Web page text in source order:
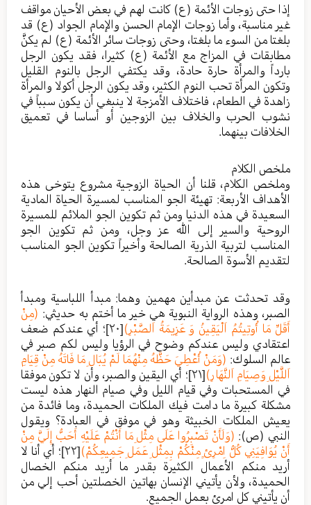
إذا حتى زوجات الأئمة (ع) كانت لهم في بعض الأحيان مواقف
غير مناسبة، وأما زوجات الإمام الحسن والإمام الجواد (ع) قد
بلغتا من السوء ما بلغتا، وحتى زوجات سائر الأئمة (ع) لم يكنَّ
مطابقات في المزاج مع الأئمة (ع) كثيرا، فقد يكون الرجل
بارداً والمرأة حارة حادة، وقد يكتفي الرجل بالنوم القليل
وتكون المرأة تحب النوم الكثير، وقد يكون الرجل أكولا والمرأة
زاهدة في الطعام، فاختلاف الأمزجة لا ينبغي أن يكون سبباً في
نشوب الحرب والخلاف بين الزوجين أو أساسا في تعميق
الخلافات بينهما.
ملخص الكلام
وملخص الكلام، قلنا أن الحياة الزوجية مشروع يتوخى هذه
الأهداف الأربعة: تهيئة الجو المناسب لمسيرة الحياة المادية
السعيدة في هذه الدنيا ومن ثم تكوين الجو الملائم للمسيرة
الروحية والسير إلى الله عز وجل، ومن ثم تكوين الجو
المناسب لتربية الذرية الصالحة وأخيراً تكوين الجو المناسب
لتقديم الأسوة الصالحة.
وقد تحدثت عن مبدأين مهمين وهما: مبدأ اللباسية ومبدأ
الصبر، وهذه الرواية النبوية هي خير ما أختم به حديثي: (مِنْ
أَقَلِّ مَا أُوتِيتُمُ اَلْيَقِينُ وَ عَزِيمَةُ اَلصَّبْرِ)[٢٠]
؛ أي عندكم ضعف
اعتقادي وليس عندكم وضوح في الرؤيا وليس لكم صبر في
عالم السلوك: (وَمَنْ أُعْطِيَ حَظَّهُ مِنْهُمَا لَمْ يُبَالِ مَا فَاتَهُ مِنْ قِيَامِ
اَللَّيْلِ وَصِيَامِ اَلنَّهَارِ)[٢١]
؛ أي اليقين والصبر، وأن لا تكون موفقا
في المستحبات وفي قيام الليل وفي صيام النهار هذه ليست
مشكلة كبيرة ما دامت فيك الملكات الحميدة، وما فائدة من
يعيش الملكات الخبيثة وهو في موفق في العبادة؟ ويقول
النبي (ص): (وَلَأَنْ تَصْبِرُوا عَلَى مِثْلِ مَا أَنْتُمْ عَلَيْهِ أَحَبُّ إِلَيَّ مِنْ
أَنْ يُوَافِيَنِي كُلُّ اِمْرِئٍ مِنْكُمْ بِمِثْلِ عَمَلِ جَمِيعِكُمْ)[٢٢]
؛ أي أنا لا
أريد منكم الأعمال الكثيرة بقدر ما أريد منكم الخصال
الحميدة، ولأن يأتيني الإنسان بهاتين الخصلتين أحب إلي من
أن يأتيني كل امرئ بعمل الجميع.